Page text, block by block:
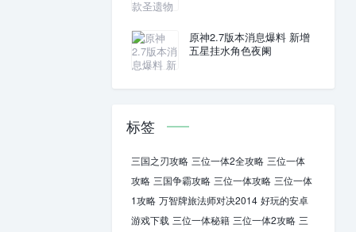
原神2.7版本消息爆料 新增
五星挂水角色夜阑
标签
三国之刃攻略 三位一体2全攻略 三位一体
攻略 三国争霸攻略 三位一体攻略 三位一体
1攻略 万智牌旅法师对决2014 好玩的安卓
游戏下载 三位一体秘籍 三位一体2攻略 三